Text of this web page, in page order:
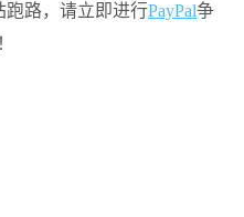
跑路，请立即进行PayPal争